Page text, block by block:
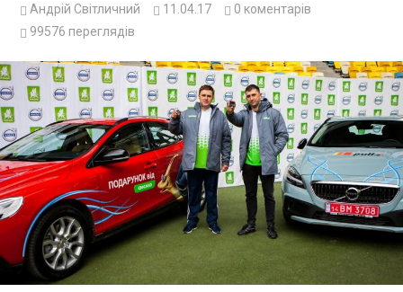
Андрій Світличний 11.04.17 0 коментарів
99576 переглядів